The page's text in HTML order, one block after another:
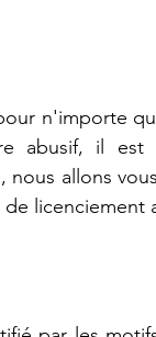
n'importe
abusif, il est
allons
licenciement